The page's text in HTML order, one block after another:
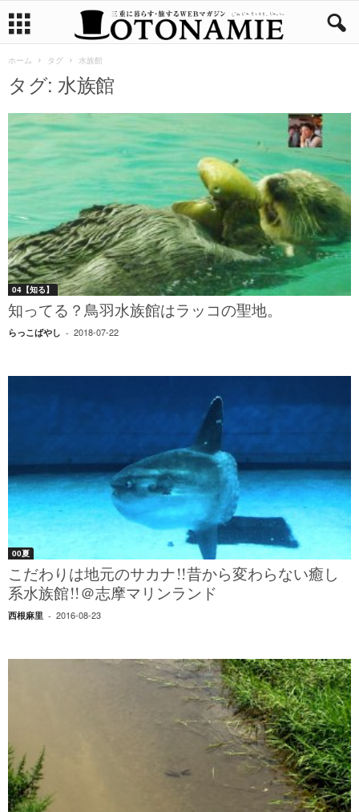
ホーム タグ 水族館
タグ: 水族館
04【知る】
知ってる？鳥羽水族館はラッコの聖地。
らっこばやし - 2018-07-22
00夏
こだわりは地元のサカナ!!昔から変わらない癒し
系水族館!!＠志摩マリンランド
西根麻里 - 2016-08-23